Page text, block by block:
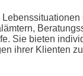
Sie bieten
ihrer Klienten